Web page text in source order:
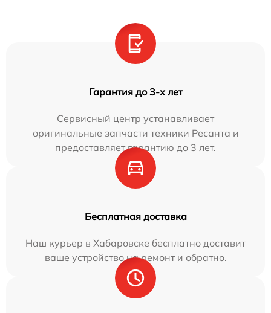
Гарантия до 3-х лет
Сервисный центр устанавливает
оригинальные запчасти техники Ресанта и
предоставляет гарантию до 3 лет.
Бесплатная доставка
Наш курьер в Хабаровске бесплатно доставит
ваше устройство на ремонт и обратно.